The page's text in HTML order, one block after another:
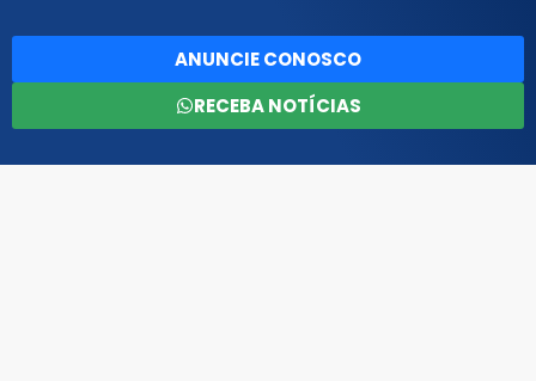
ANUNCIE CONOSCO
RECEBA NOTÍCIAS